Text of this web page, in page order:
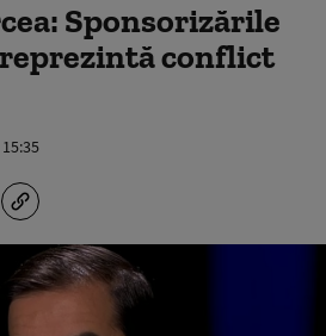
Sponsorizările
conflict